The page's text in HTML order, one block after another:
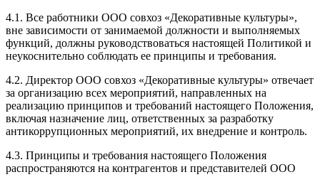
4.1. Все работники ООО совхоз «Декоративные культуры»,
вне зависимости от занимаемой должности и выполняемых
функций, должны руководствоваться настоящей Политикой и
неукоснительно соблюдать ее принципы и требования.
4.2. Директор ООО совхоз «Декоративные культуры» отвечает
за организацию всех мероприятий, направленных на
реализацию принципов и требований настоящего Положения,
включая назначение лиц, ответственных за разработку
антикоррупционных мероприятий, их внедрение и контроль.
4.3. Принципы и требования настоящего Положения
распространяются на контрагентов и представителей ООО